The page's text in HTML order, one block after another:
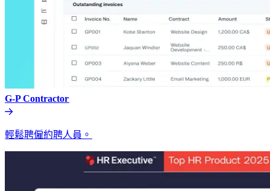
G-P Contractor​​
輕鬆聘僱約聘人員。​​